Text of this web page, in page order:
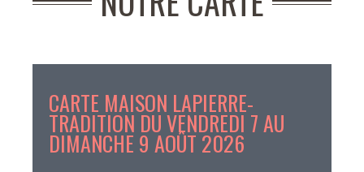
CARTE MAISON LAPIERRE-
TRADITION DU VENDREDI 7 AU
DIMANCHE 9 AOÛT 2026